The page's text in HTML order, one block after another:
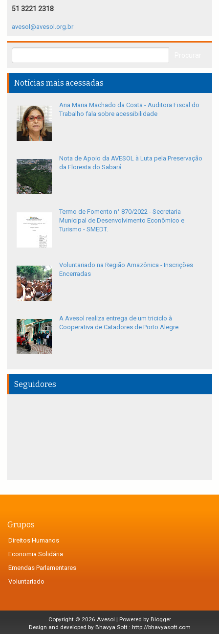
51 3221 2318
avesol@avesol.org.br
Notícias mais acessadas
Ana Maria Machado da Costa - Auditora Fiscal do
Trabalho fala sobre acessibilidade
Nota de Apoio da AVESOL à Luta pela Preservação
da Floresta do Sabará
Termo de Fomento n° 870/2022 - Secretaria
Municipal de Desenvolvimento Econômico e
Turismo - SMEDT.
Voluntariado na Região Amazônica - Inscrições
Encerradas
A Avesol realiza entrega de um triciclo à
Cooperativa de Catadores de Porto Alegre
Seguidores
Grupos
Direitos Humanos
Economia Solidária
Emendas Parlamentares
Voluntariado
Copyright © 2026 Avesol | Powered by Blogger
Design and developed by Bhavya Soft : http://bhavyasoft.com